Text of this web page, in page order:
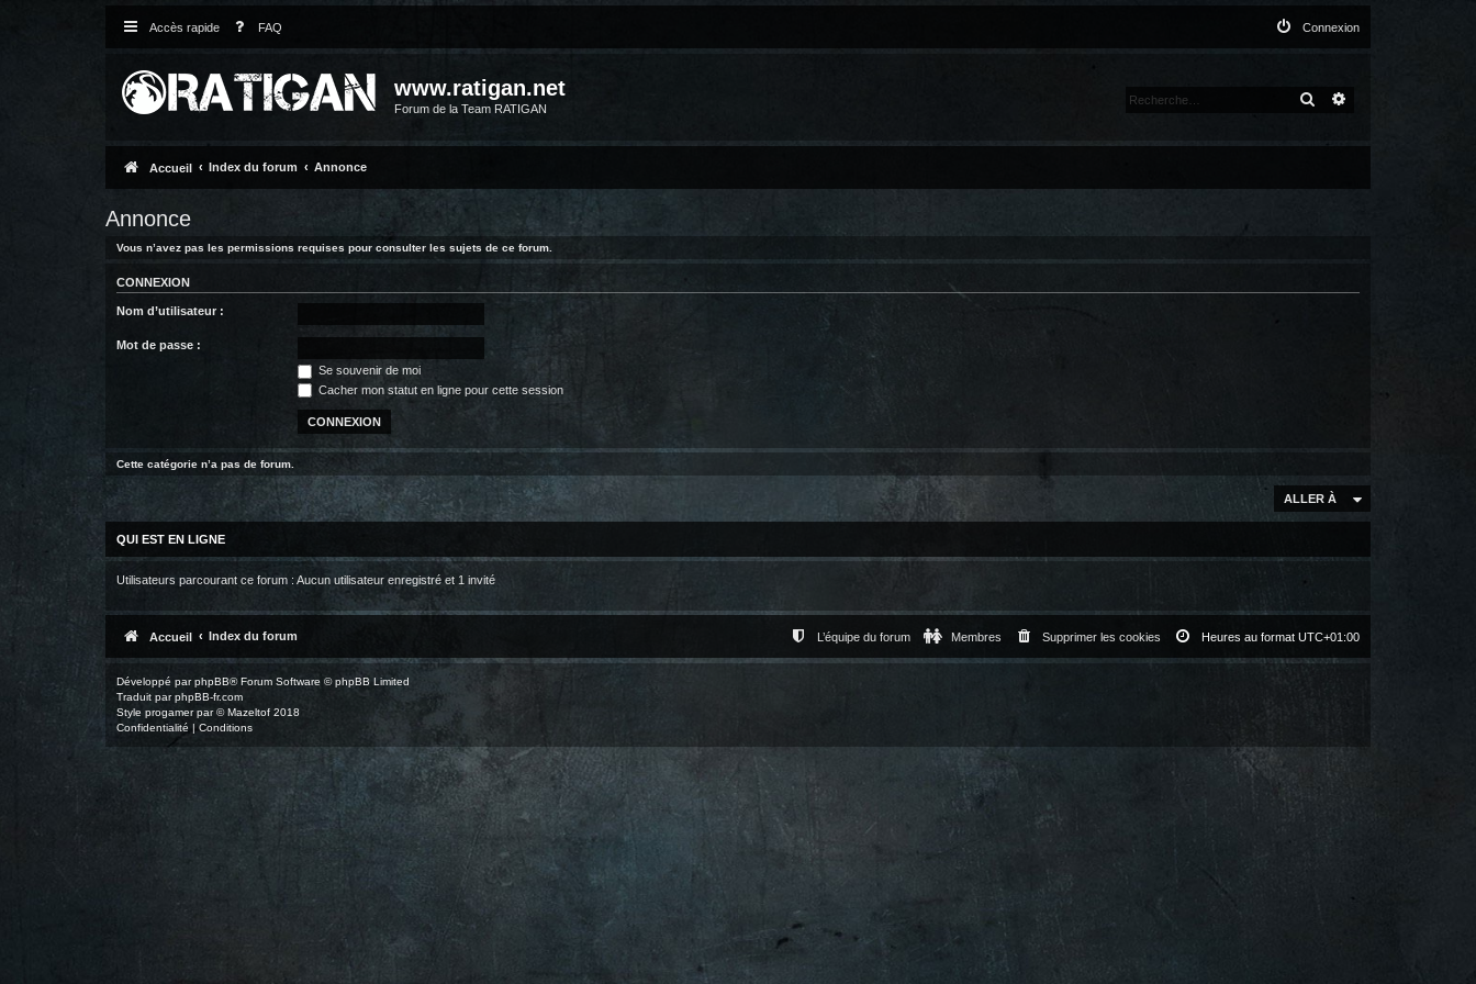
Accès rapide FAQ Connexion
www.ratigan.net
Forum de la Team RATIGAN
RECHERCHER
Accueil Index du forum Annonce
Annonce
Vous n’avez pas les permissions requises pour consulter les sujets de ce forum.
CONNEXION
Nom d’utilisateur :
Mot de passe :
Se souvenir de moi
Cacher mon statut en ligne pour cette session
Cette catégorie n’a pas de forum.
ALLER À
QUI EST EN LIGNE
Utilisateurs parcourant ce forum : Aucun utilisateur enregistré et 1 invité
Accueil Index du forum Heures au format UTC+01:00
Supprimer les cookies
Membres
L’équipe du forum
Développé parphpBB® Forum Software © phpBB Limited
Traduit parphpBB-fr.com
Style progamerpar ©Mazeltof 2018
Confidentialité |Conditions